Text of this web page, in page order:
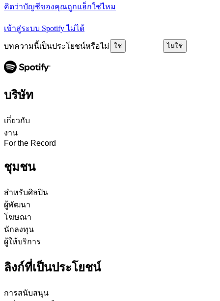
คิดว่าบัญชีของคุณถูกแฮ็กใช่ไหม
เข้าสู่ระบบ Spotify ไม่ได้
บทความนี้เป็นประโยชน์หรือไม่ ใช่ ไม่ใช่
บริษัท
เกี่ยวกับ
งาน
For the Record
ชุมชน
สำหรับศิลปิน
ผู้พัฒนา
โฆษณา
นักลงทุน
ผู้ให้บริการ
ลิงก์ที่เป็นประโยชน์
การสนับสนุน